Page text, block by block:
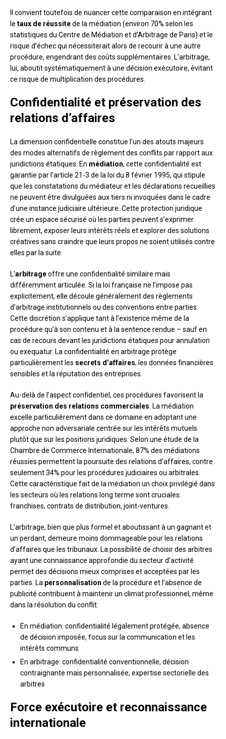
Il convient toutefois de nuancer cette comparaison en intégrant
le taux de réussitede la médiation (environ 70% selon les
statistiques du Centre de Médiation et d’Arbitrage de Paris) et le
risque d’échec qui nécessiterait alors de recourir à une autre
procédure, engendrant des coûts supplémentaires. L’arbitrage,
lui, aboutit systématiquement à une décision exécutoire, évitant
ce risque de multiplication des procédures.
Confidentialité et préservation des
relations d’affaires
La dimension confidentielle constitue l’un des atouts majeurs
des modes alternatifs de règlement des conflits par rapport aux
juridictions étatiques. En médiation, cette confidentialité est
garantie par l’article 21-3 de la loi du 8 février 1995, qui stipule
que les constatations du médiateur et les déclarations recueillies
ne peuvent être divulguées aux tiers ni invoquées dans le cadre
d’une instance judiciaire ultérieure. Cette protection juridique
crée un espace sécurisé où les parties peuvent s’exprimer
librement, exposer leurs intérêts réels et explorer des solutions
créatives sans craindre que leurs propos ne soient utilisés contre
elles par la suite.
L’arbitrageoffre une confidentialité similaire mais
différemment articulée. Si la loi française ne l’impose pas
explicitement, elle découle généralement des règlements
d’arbitrage institutionnels ou des conventions entre parties.
Cette discrétion s’applique tant à l’existence même de la
procédure qu’à son contenu et à la sentence rendue – sauf en
cas de recours devant les juridictions étatiques pour annulation
ou exequatur. La confidentialité en arbitrage protège
particulièrement les secrets d’affaires, les données financières
sensibles et la réputation des entreprises.
Au-delà de l’aspect confidentiel, ces procédures favorisent la
préservation des relations commerciales. La médiation
excelle particulièrement dans ce domaine en adoptant une
approche non adversariale centrée sur les intérêts mutuels
plutôt que sur les positions juridiques. Selon une étude de la
Chambre de Commerce Internationale, 87% des médiations
réussies permettent la poursuite des relations d’affaires, contre
seulement 34% pour les procédures judiciaires ou arbitrales.
Cette caractéristique fait de la médiation un choix privilégié dans
les secteurs où les relations long terme sont cruciales:
franchises, contrats de distribution, joint-ventures.
L’arbitrage, bien que plus formel et aboutissant à un gagnant et
un perdant, demeure moins dommageable pour les relations
d’affaires que les tribunaux. La possibilité de choisir des arbitres
ayant une connaissance approfondie du secteur d’activité
permet des décisions mieux comprises et acceptées par les
parties. La personnalisation de la procédure et l’absence de
publicité contribuent à maintenir un climat professionnel, même
dans la résolution du conflit.
En médiation: confidentialité légalement protégée, absence
de décision imposée, focus sur la communication et les
intérêts communs
En arbitrage: confidentialité conventionnelle, décision
contraignante mais personnalisée, expertise sectorielle des
arbitres
Force exécutoire et reconnaissance
internationale